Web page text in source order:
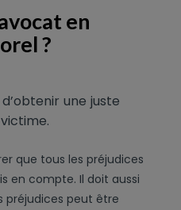
en
?
une juste
que tous les préjudices
en compte. Il doit aussi
préjudices peut être